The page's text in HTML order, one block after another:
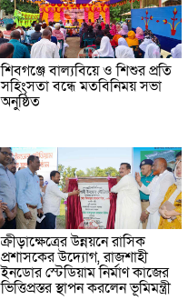
শিবগঞ্জে বাল্যবিয়ে ও শিশুর প্রতি
সহিংসতা বন্ধে মতবিনিময় সভা
অনুষ্ঠিত
ক্রীড়াক্ষেত্রের উন্নয়নে রাসিক
প্রশাসকের উদ্যোগ, রাজশাহী
ইনডোর স্টেডিয়াম নির্মাণ কাজের
ভিত্তিপ্রস্তর স্থাপন করলেন ভূমিমন্ত্রী